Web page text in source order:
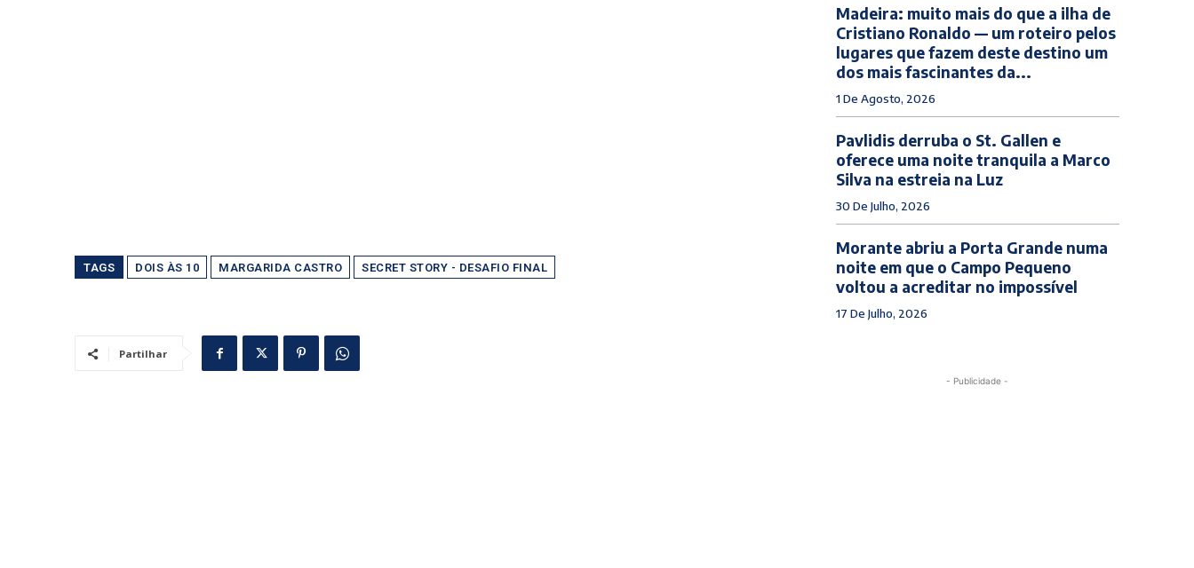
TAGS DOIS ÀS 10 MARGARIDA CASTRO SECRET STORY - DESAFIO FINAL
Partilhar
Madeira: muito mais do que a ilha de
Cristiano Ronaldo — um roteiro pelos
lugares que fazem deste destino um
dos mais fascinantes da...
1 De Agosto, 2026
Pavlidis derruba o St. Gallen e
oferece uma noite tranquila a Marco
Silva na estreia na Luz
30 De Julho, 2026
Morante abriu a Porta Grande numa
noite em que o Campo Pequeno
voltou a acreditar no impossível
17 De Julho, 2026
- Publicidade -